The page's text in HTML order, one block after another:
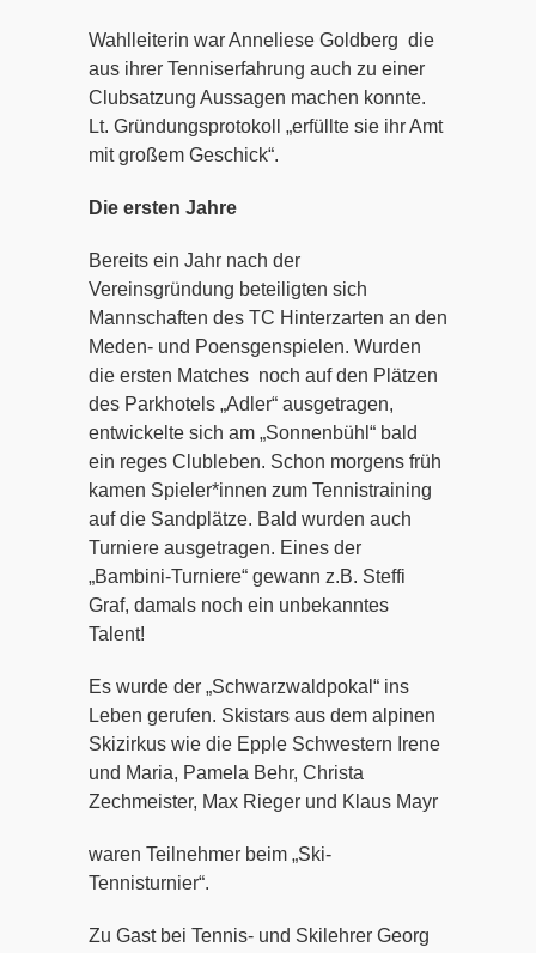
Wahlleiterin war Anneliese Goldberg die
aus ihrer Tenniserfahrung auch zu einer
Clubsatzung Aussagen machen konnte.
Lt. Gründungsprotokoll „erfüllte sie ihr Amt
mit großem Geschick“.
Die ersten Jahre
Bereits ein Jahr nach der
Vereinsgründung beteiligten sich
Mannschaften des TC Hinterzarten an den
Meden- und Poensgenspielen. Wurden
die ersten Matches noch auf den Plätzen
des Parkhotels „Adler“ ausgetragen,
entwickelte sich am „Sonnenbühl“ bald
ein reges Clubleben. Schon morgens früh
kamen Spieler*innen zum Tennistraining
auf die Sandplätze. Bald wurden auch
Turniere ausgetragen. Eines der
„Bambini-Turniere“ gewann z.B. Steffi
Graf, damals noch ein unbekanntes
Talent!
Es wurde der „Schwarzwaldpokal“ ins
Leben gerufen. Skistars aus dem alpinen
Skizirkus wie die Epple Schwestern Irene
und Maria, Pamela Behr, Christa
Zechmeister, Max Rieger und Klaus Mayr
waren Teilnehmer beim „Ski-
Tennisturnier“.
Zu Gast bei Tennis- und Skilehrer Georg